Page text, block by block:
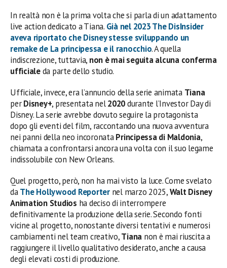
In realtà non è la prima volta che si parla di un adattamento
live action dedicato a Tiana. Già nel 2023The DisInsider
aveva riportato che Disney stesse sviluppando un
remake de La principessa e il ranocchio. A quella
indiscrezione, tuttavia, non è mai seguita alcuna conferma
ufficialeda parte dello studio.
Ufficiale, invece, era l’annuncio della serie animata Tiana
perDisney+, presentata nel2020durante l’Investor Day di
Disney. La serie avrebbe dovuto seguire la protagonista
dopo gli eventi del film, raccontando una nuova avventura
nei panni della neo incoronataPrincipessa di Maldonia,
chiamata a confrontarsi ancora una volta con il suo legame
indissolubile con New Orleans.
Quel progetto, però, non ha mai visto la luce. Come svelato
daThe Hollywood Reporternel marzo 2025,Walt Disney
Animation Studios ha deciso di interrompere
definitivamente la produzione della serie. Secondo fonti
vicine al progetto, nonostante diversi tentativi e numerosi
cambiamenti nel team creativo,Tiana non è mai riuscita a
raggiungere il livello qualitativo desiderato, anche a causa
degli elevati costi di produzione.